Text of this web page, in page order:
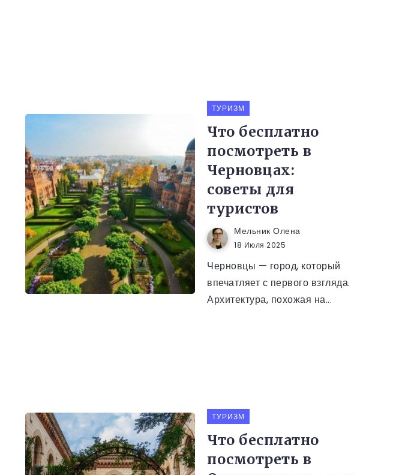
ТУРИЗМ
Что бесплатно
посмотреть в
Черновцах:
советы для
туристов
Мельник Олена
18 Июля 2025
Черновцы — город, который
впечатляет с первого взгляда.
Архитектура, похожая на...
ТУРИЗМ
Что бесплатно
посмотреть в